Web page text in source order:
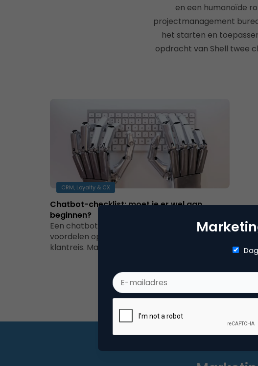
en een humanoïde
projectmanagement
het starten en
opdracht van Shell twee
CRM, Loyalty & CX
Chatbot-checklist: moet je er wel aan
beginnen?
Een chatbot kan voor gebruikers veel
voordelen opleveren in elke stap van de
klantreis. Maar ook als marketeer kan een…